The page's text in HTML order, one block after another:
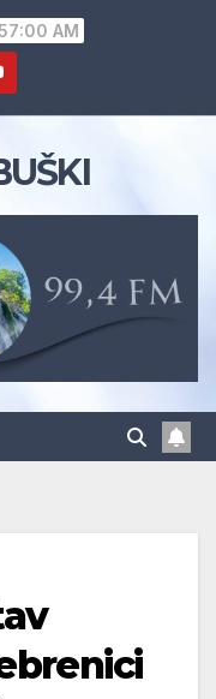
AM